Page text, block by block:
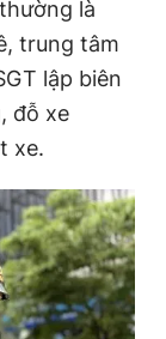
là
trung tâm
lập biên
đỗ xe
xe.